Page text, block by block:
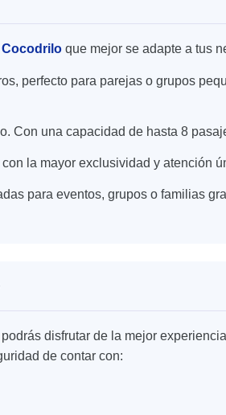
Cocodrilo que mejor se adapte a tus
perfecto para parejas o grupos
Con una capacidad de hasta 8
la mayor exclusividad y atención
para eventos, grupos o familias
disfrutar de la mejor
de contar con: